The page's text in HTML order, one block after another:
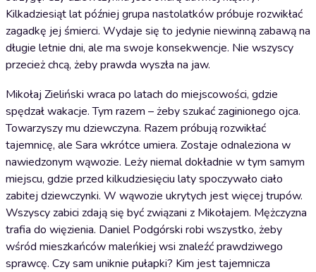
Kilkadziesiąt lat później grupa nastolatków próbuje rozwikłać
zagadkę jej śmierci. Wydaje się to jedynie niewinną zabawą na
długie letnie dni, ale ma swoje konsekwencje. Nie wszyscy
przecież chcą, żeby prawda wyszła na jaw.
Mikołaj Zieliński wraca po latach do miejscowości, gdzie
spędzał wakacje. Tym razem – żeby szukać zaginionego ojca.
Towarzyszy mu dziewczyna. Razem próbują rozwikłać
tajemnicę, ale Sara wkrótce umiera. Zostaje odnaleziona w
nawiedzonym wąwozie. Leży niemal dokładnie w tym samym
miejscu, gdzie przed kilkudziesięciu laty spoczywało ciało
zabitej dziewczynki. W wąwozie ukrytych jest więcej trupów.
Wszyscy zabici zdają się być związani z Mikołajem. Mężczyzna
trafia do więzienia. Daniel Podgórski robi wszystko, żeby
wśród mieszkańców maleńkiej wsi znaleźć prawdziwego
sprawcę. Czy sam uniknie pułapki? Kim jest tajemnicza